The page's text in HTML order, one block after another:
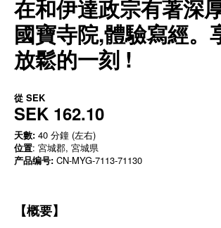
在和伊達政宗有著深
國寶寺院,體驗寫經。
放鬆的一刻 !
從 SEK
SEK 162.10
天數: 40 分鐘 (左右)
位置: 宮城郡, 宮城県
产品编号: CN-MYG-7113-71130
【概要】